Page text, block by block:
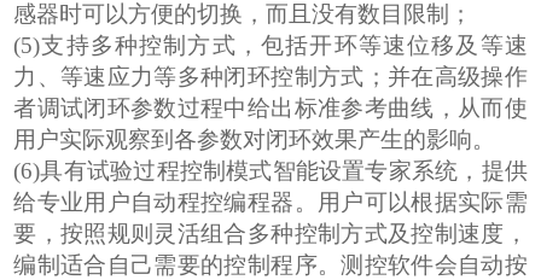
感器时可以方便的切换，而且没有数目限制；
(5)支持多种控制方式，包括开环等速位移及等速
力、等速应力等多种闭环控制方式；并在高级操作
者调试闭环参数过程中给出标准参考曲线，从而使
用户实际观察到各参数对闭环效果产生的影响。
(6)具有试验过程控制模式智能设置专家系统，提供
给专业用户自动程控编程器。用户可以根据实际需
要，按照规则灵活组合多种控制方式及控制速度，
编制适合自己需要的控制程序。测控软件会自动按